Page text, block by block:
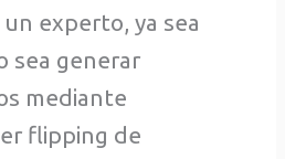
experto, ya sea
sea generar
mediante
flipping de